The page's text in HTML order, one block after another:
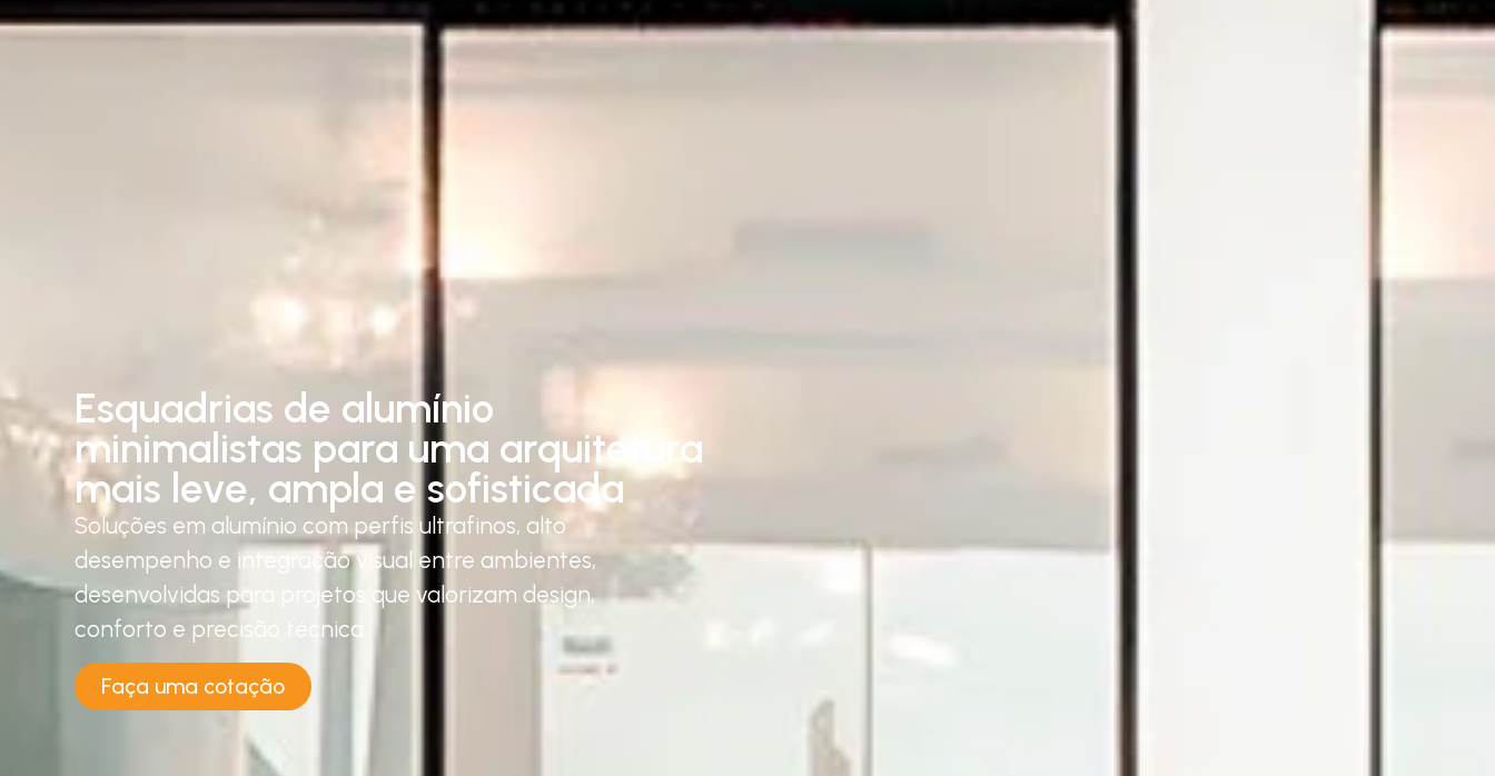
Esquadrias de alumínio
minimalistas para uma arquitetura
mais leve, ampla e sofisticada
Soluções em alumínio com perfis ultrafinos, alto
desempenho e integração visual entre ambientes,
desenvolvidas para projetos que valorizam design,
conforto e precisão técnica.
Faça uma cotação